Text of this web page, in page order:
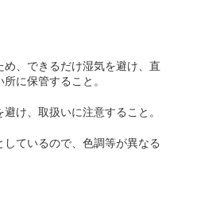
、できるだけ湿気を避け、直
に保管すること。
け、取扱いに注意すること。
ているので、色調等が異なる